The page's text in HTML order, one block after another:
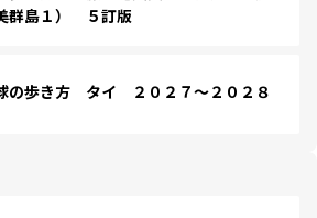
群島１） ５訂版
の歩き方 タイ ２０２７～２０２８